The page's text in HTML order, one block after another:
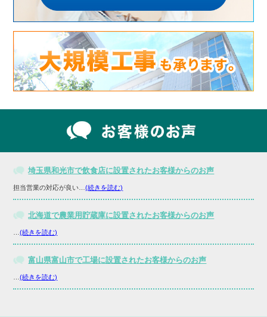
埼玉県和光市で飲食店に設置されたお客様からのお声
担当営業の対応が良い…(続きを読む)
北海道で農業用貯蔵庫に設置されたお客様からのお声
…(続きを読む)
富山県富山市で工場に設置されたお客様からのお声
…(続きを読む)